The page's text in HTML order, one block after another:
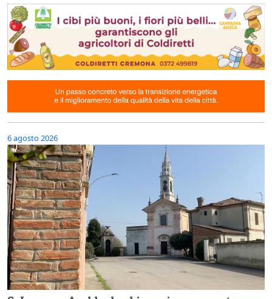
6 agosto 2026